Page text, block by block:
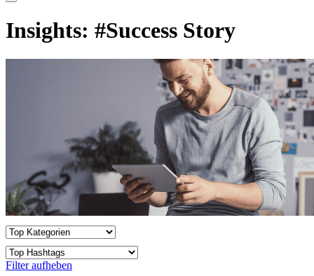
Insights: #Success Story
Filter aufheben